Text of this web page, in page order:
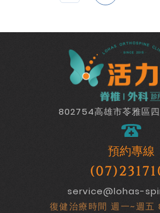
802754高雄市苓雅區
預約專線
service@lohas-
復健治療時間 週一~週五